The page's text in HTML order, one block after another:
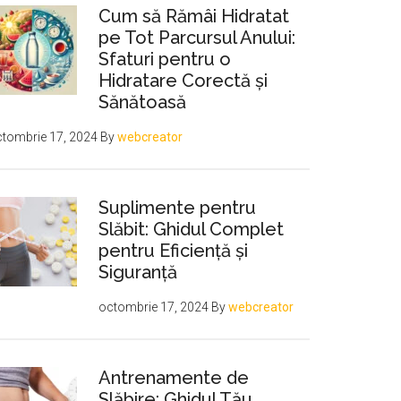
Cum să Rămâi Hidratat
pe Tot Parcursul Anului:
Sfaturi pentru o
Hidratare Corectă și
Sănătoasă
17, 2024 Bywebcreator
Suplimente pentru
Slăbit: Ghidul Complet
pentru Eficiență și
Siguranță
octombrie 17, 2024 Bywebcreator
Antrenamente de